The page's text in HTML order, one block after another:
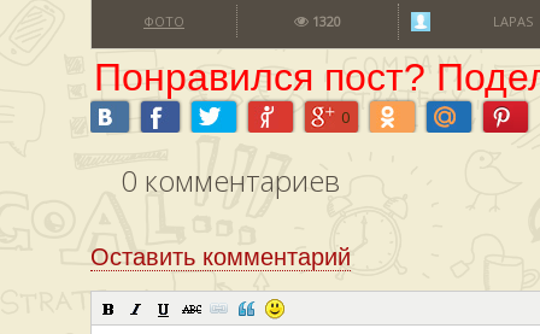
ФОТО 1320 LAPAS
Понравился пост?
0
0 комментариев
Оставить комментарий